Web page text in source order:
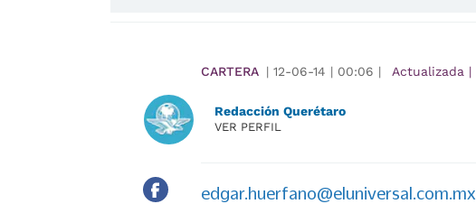
CARTERA | 12-06-14 | 00:06 | Actualizada |
Redacción Querétaro
VER PERFIL
edgar.huerfano@eluniversal.com.mx